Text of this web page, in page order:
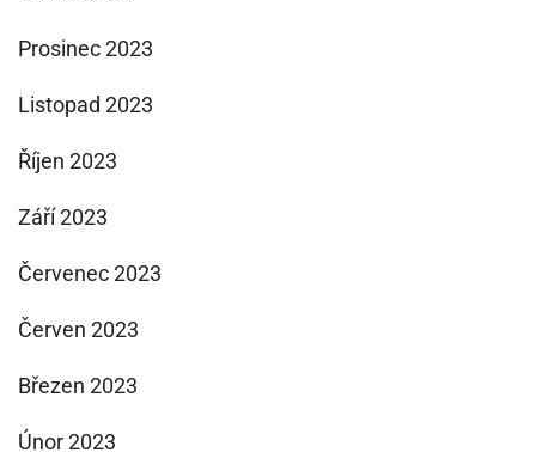
Prosinec 2023
Listopad 2023
Říjen 2023
Září 2023
Červenec 2023
Červen 2023
Březen 2023
Únor 2023